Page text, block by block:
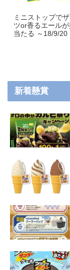
ミニストップで
ツor香るエール
当たる ～18/9/20
新着懸賞